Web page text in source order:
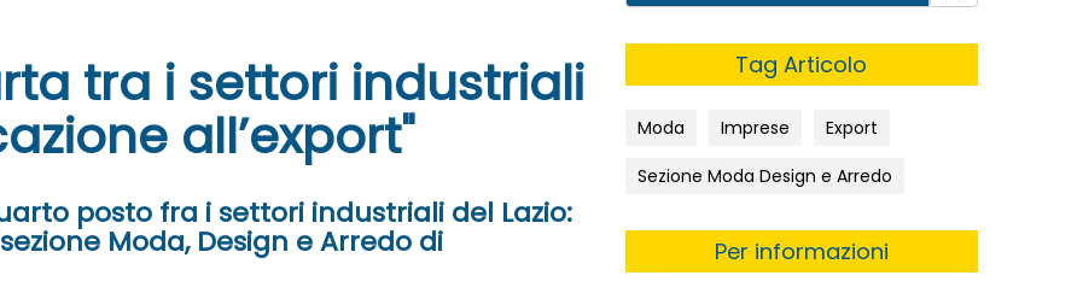
tra i settori industriali
all’export"
posto fra i settori industriali del Lazio:
Moda, Design e Arredo di
Tag Articolo
Moda Imprese
Export
Sezione Moda Design e Arredo
Per informazioni